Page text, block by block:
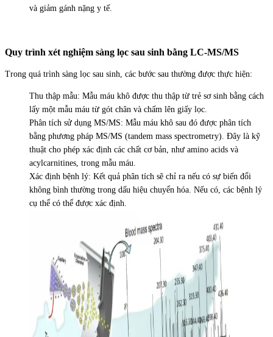
và giảm gánh nặng y tế.
Quy trình xét nghiệm sàng lọc sau sinh bằng LC-MS/MS
Trong quá trình sàng lọc sau sinh, các bước sau thường được thực hiện:
Thu thập mẫu: Mẫu máu khô được thu thập từ trẻ sơ sinh bằng cách
lấy một mẫu máu từ gót chân và chấm lên giấy lọc.
Phân tích sử dụng MS/MS: Mẫu máu khô sau đó được phân tích
bằng phương pháp MS/MS (tandem mass spectrometry). Đây là kỹ
thuật cho phép xác định các chất cơ bản, như amino acids và
acylcarnitines, trong mẫu máu.
Xác định bệnh lý: Kết quả phân tích sẽ chỉ ra nếu có sự biến đổi
không bình thường trong dấu hiệu chuyển hóa. Nếu có, các bệnh lý
cụ thể có thể được xác định.